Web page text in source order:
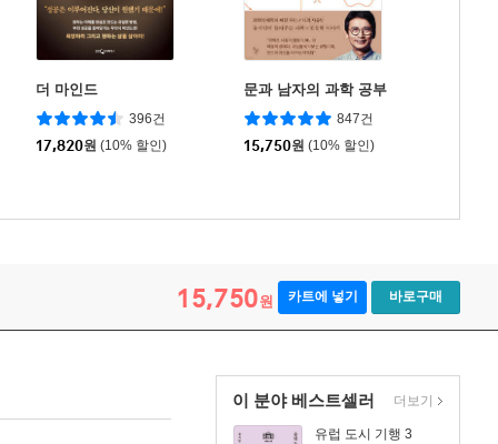
더 마인드
396건
17,820원 (10% 할인)
문과 남자의 과학 공부
847건
15,750원 (10% 할인)
15,750원 카트에 넣기 바로구매
이 분야 베스트셀러
유럽 도시 기행 3
더보기